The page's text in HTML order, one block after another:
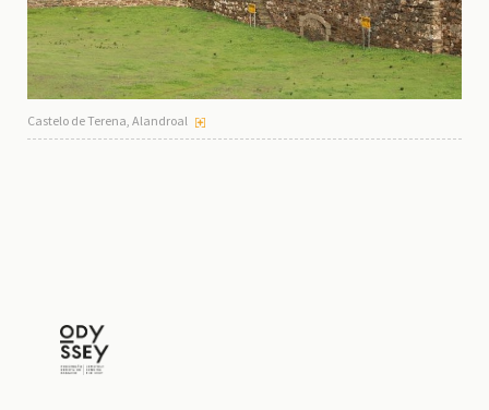
Castelo de Terena, Alandroal